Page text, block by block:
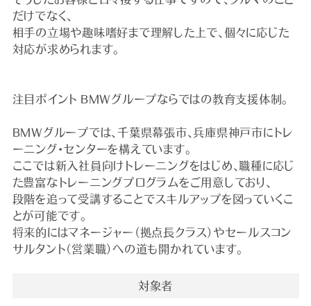
だけでなく、
相手の立場や趣味嗜好まで理解した上で、個々に応じた
対応が求められます。
注目ポイント BMWグループならではの教育支援体制。
BMWグループでは、千葉県幕張市、兵庫県神戸市にトレ
ーニング・センターを構えています。
ここでは新入社員向けトレーニングをはじめ、職種に応じ
た豊富なトレーニングプログラムをご用意しており、
段階を追って受講することでスキルアップを図っていくこ
とが可能です。
将来的にはマネージャー（拠点長クラス）やセールスコン
サルタント（営業職）への道も開かれています。
対象者